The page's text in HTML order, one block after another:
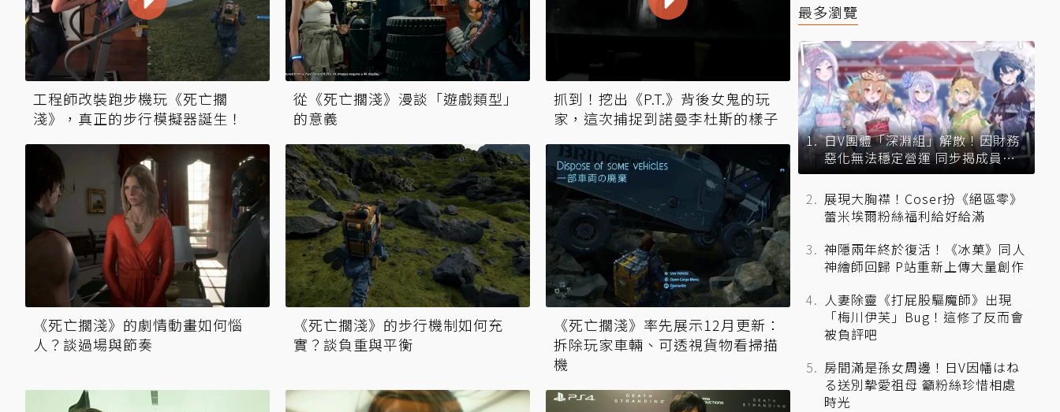
工程師改裝跑步機玩《死亡擱
淺》，真正的步行模擬器誕生！
從《死亡擱淺》漫談「遊戲類型」
的意義
抓到！挖出《P.T.》背後女鬼的玩
家，這次捕捉到諾曼李杜斯的樣子
《死亡擱淺》的劇情動畫如何惱
人？談過場與節奏
《死亡擱淺》的步行機制如何充
實？談負重與平衡
《死亡擱淺》率先展示12月更新：
拆除玩家車輛、可透視貨物看掃描
機
最多瀏覽
日V團體「深淵組」解散！因財務
惡化無法穩定營運 同步揭成員未
來去向
展現大胸襟！Coser扮《絕區零》
蕾米埃爾粉絲福利給好給滿
神隱兩年終於復活！《冰菓》同人
神繪師回歸 P站重新上傳大量創作
人妻除靈《打屁股驅魔師》出現
「梅川伊芙」Bug！這修了反而會
被負評吧
房間滿是孫女周邊！日V因幡はね
る送別摯愛祖母 籲粉絲珍惜相處
時光